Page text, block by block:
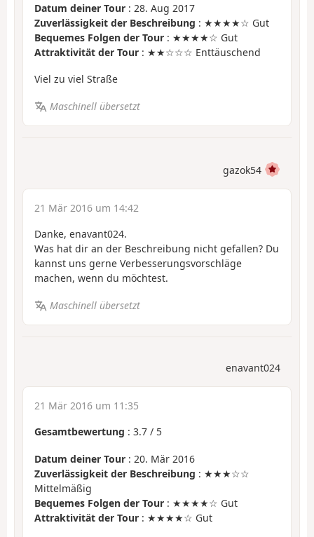
Datum deiner Tour : 28. Aug 2017
Zuverlässigkeit der Beschreibung : ★★★★☆ Gut
Bequemes Folgen der Tour : ★★★★☆ Gut
Attraktivität der Tour : ★★☆☆☆ Enttäuschend
Viel zu viel Straße
Maschinell übersetzt
gazok54
21 Mär 2016 um 14:42
Danke, enavant024.
Was hat dir an der Beschreibung nicht gefallen? Du
kannst uns gerne Verbesserungsvorschläge
machen, wenn du möchtest.
Maschinell übersetzt
enavant024
21 Mär 2016 um 11:35
Gesamtbewertung : 3.7 / 5
Datum deiner Tour : 20. Mär 2016
Zuverlässigkeit der Beschreibung : ★★★☆☆
Mittelmäßig
Bequemes Folgen der Tour : ★★★★☆ Gut
Attraktivität der Tour : ★★★★☆ Gut